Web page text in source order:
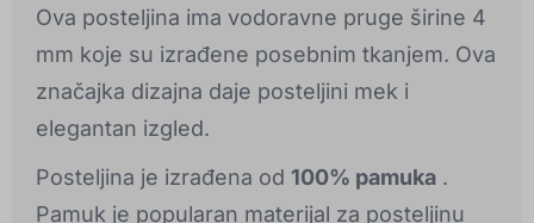
Ova posteljina ima vodoravne pruge širine 4
mm koje su izrađene posebnim tkanjem. Ova
značajka dizajna daje posteljini mek i
elegantan izgled.
Posteljina je izrađena od 100% pamuka .
Pamuk je popularan materijal za posteljinu